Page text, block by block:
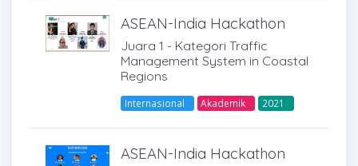
ASEAN-India Hackathon
Juara 1 - Kategori Traffic
Management System in Coastal
Regions
Internasional Akademik 2021
ASEAN-India Hackathon